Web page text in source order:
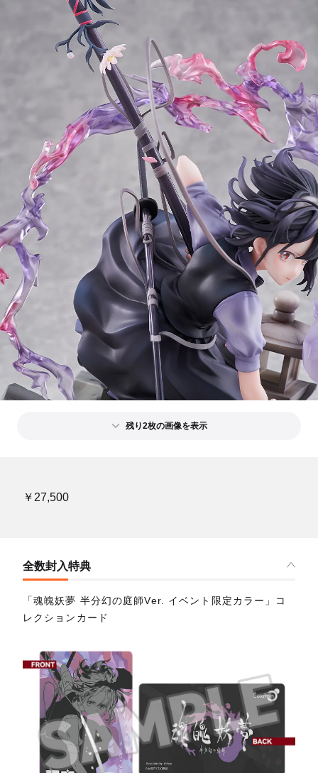
残り2枚の画像を表示
￥27,500
全数封入特典
「魂魄妖夢 半分幻の庭師Ver. イベント限定カラー」コ
レクションカード